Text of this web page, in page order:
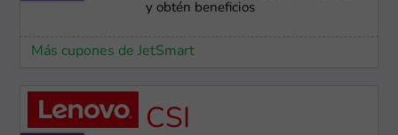
y obtén beneficios
Más cupones de JetSmart
CSI